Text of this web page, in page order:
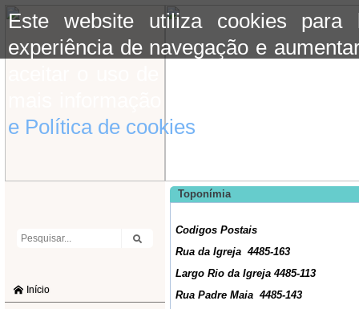
Este website utiliza cookies para
experiência de navegação e
e Política de cookies
Início
Toponímia
Codigos Postais
Rua da Igreja 4485-163
Largo Rio da Igreja 4485-113
Rua Padre Maia 4485-143